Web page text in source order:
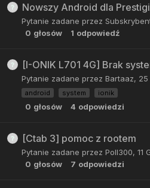
Nowszy Android dla
Pytanie zadane przez
0 głosów 1 odpowiedź
[I-ONIK L701 4G] Brak
Pytanie zadane przez Bartaaz, 25
android system ionik
0 głosów 4 odpowiedzi
[Ctab 3] pomoc z rootem
Pytanie zadane przez Poll300, 11
0 głosów 7 odpowiedzi